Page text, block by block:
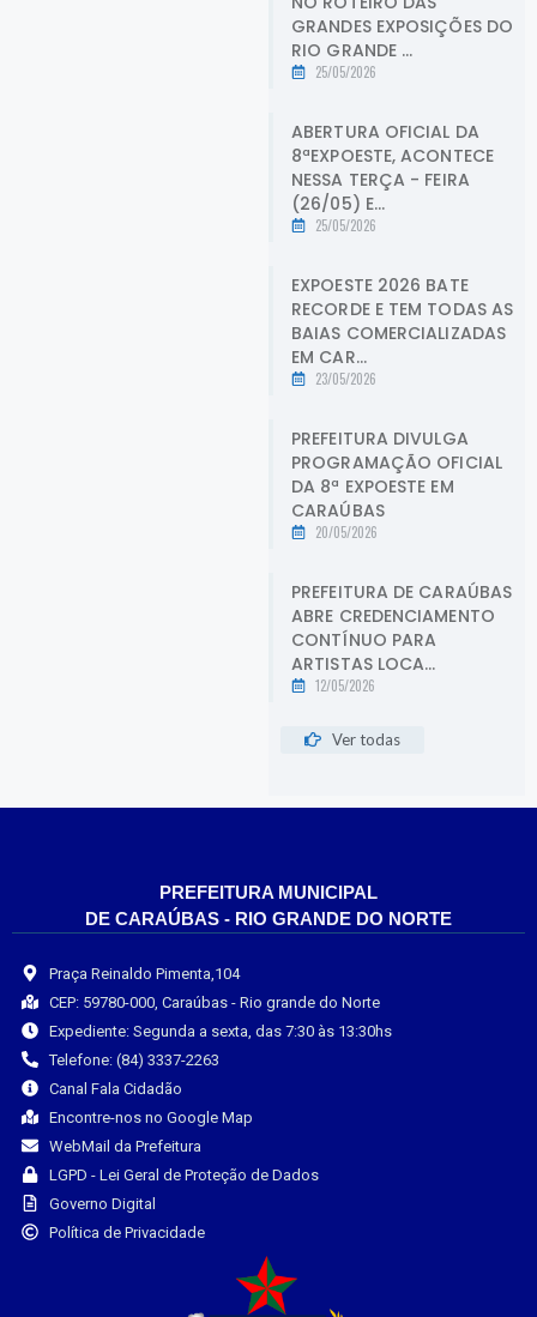
GRANDES EXPOSIÇÕES DO
RIO GRANDE ...
25/05/2026
ABERTURA OFICIAL DA
8ªEXPOESTE, ACONTECE
NESSA TERÇA - FEIRA
(26/05) E...
25/05/2026
EXPOESTE 2026 BATE
RECORDE E TEM TODAS AS
BAIAS COMERCIALIZADAS
EM CAR...
23/05/2026
PREFEITURA DIVULGA
PROGRAMAÇÃO OFICIAL
DA 8ª EXPOESTE EM
CARAÚBAS
20/05/2026
PREFEITURA DE CARAÚBAS
ABRE CREDENCIAMENTO
CONTÍNUO PARA
ARTISTAS LOCA...
12/05/2026
Ver todas
PREFEITURA MUNICIPAL
DE CARAÚBAS - RIO GRANDE DO NORTE
Praça Reinaldo Pimenta,104
CEP: 59780-000, Caraúbas - Rio grande do Norte
Expediente: Segunda a sexta, das 7:30 às 13:30hs
Telefone: (84) 3337-2263
Canal Fala Cidadão
Encontre-nos no Google Map
WebMail da Prefeitura
LGPD - Lei Geral de Proteção de Dados
Governo Digital
Política de Privacidade